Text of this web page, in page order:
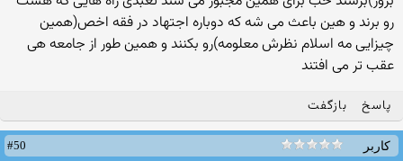
رو برند و هین باعث می شه که دوباره اجتهاد در فقه اخص(همین
چیزایی مه اسلام نظرش معلومه)رو بکنند و همین طور از جامعه هی
عقب تر می افتند
پاسخ بازگفت
کاربر
#50